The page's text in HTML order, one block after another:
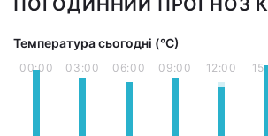
ПОГОДИННИЙ ПРОГНОЗ
Температура сьогодні (°С)
00:00 03:00 06:00 09:00 12:00